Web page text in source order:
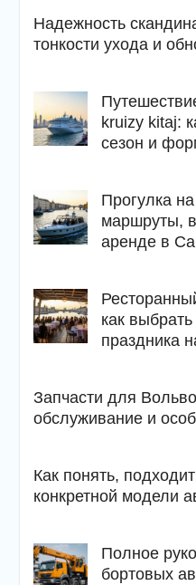
Надежность
тонкости ухода и
kruizy kitaj:
сезон и
Прогулка
маршруты,
аренде в
как
праздника
Запчасти для
обслуживание и
Как понять,
конкретной модели
Полное
бортовых